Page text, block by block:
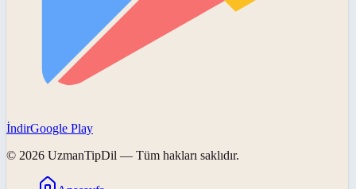
İndirGoogle Play
© 2026 UzmanTipDil — Tüm hakları saklıdır.